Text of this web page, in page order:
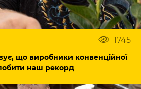
1745
що виробники конвенційної
наш рекорд